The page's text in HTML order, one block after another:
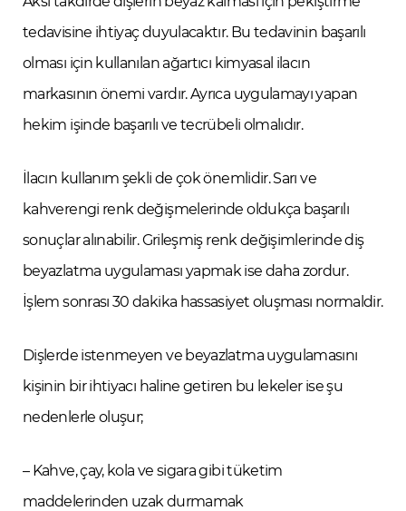
tedavisine ihtiyaç duyulacaktır. Bu tedavinin başarılı
olması için kullanılan ağartıcı kimyasal ilacın
markasının önemi vardır. Ayrıca uygulamayı yapan
hekim işinde başarılı ve tecrübeli olmalıdır.
İlacın kullanım şekli de çok önemlidir. Sarı ve
kahverengi renk değişmelerinde oldukça başarılı
sonuçlar alınabilir. Grileşmiş renk değişimlerinde diş
beyazlatma uygulaması yapmak ise daha zordur.
İşlem sonrası 30 dakika hassasiyet oluşması normaldir.
Dişlerde istenmeyen ve beyazlatma uygulamasını
kişinin bir ihtiyacı haline getiren bu lekeler ise şu
nedenlerle oluşur;
– Kahve, çay, kola ve sigara gibi tüketim
maddelerinden uzak durmamak